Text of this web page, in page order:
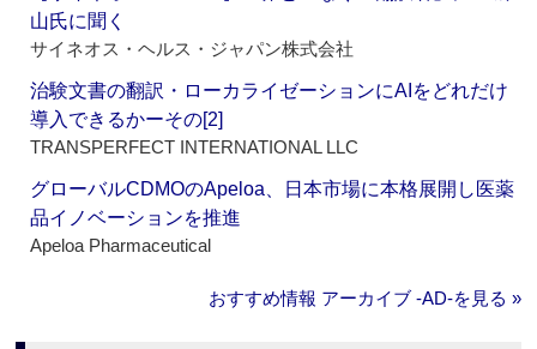
山氏に聞く
サイネオス・ヘルス・ジャパン株式会社
治験文書の翻訳・ローカライゼーションにAIをどれだけ
導入できるかーその[2]
TRANSPERFECT INTERNATIONAL LLC
グローバルCDMOのApeloa、日本市場に本格展開し医薬
品イノベーションを推進
Apeloa Pharmaceutical
おすすめ情報 アーカイブ ‐AD‐を見る »